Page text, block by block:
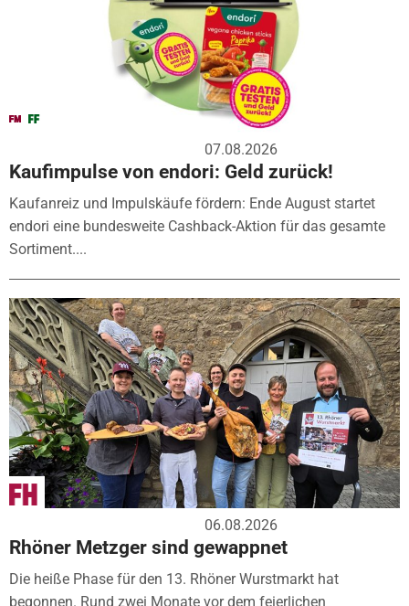
07.08.2026
Kaufimpulse von endori: Geld zurück!
Kaufanreiz und Impulskäufe fördern: Ende August startet
endori eine bundesweite Cashback-Aktion für das gesamte
Sortiment....
06.08.2026
Rhöner Metzger sind gewappnet
Die heiße Phase für den 13. Rhöner Wurstmarkt hat
begonnen. Rund zwei Monate vor dem feierlichen